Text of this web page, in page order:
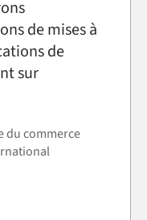
de mises à
de
sur
du commerce